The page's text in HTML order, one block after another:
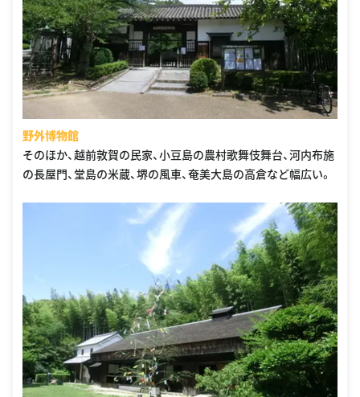
野外博物館
そのほか、越前敦賀の民家、小豆島の農村歌舞伎舞台、河内布施
の長屋門、堂島の米蔵、堺の風車、奄美大島の高倉など幅広い。